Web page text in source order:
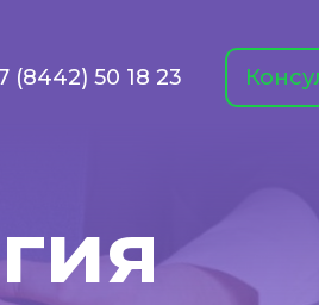
(8442) 50 18 23